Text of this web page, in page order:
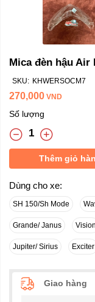
Mica đèn hậu Air
SKU: KHWERSOCM7
270,000 VND
Số lượng
Thêm giỏ
Dùng cho xe:
SH 150/Sh Mode
Grande/ Janus Vision
Jupiter/ Sirius Exciter
Giao hàng